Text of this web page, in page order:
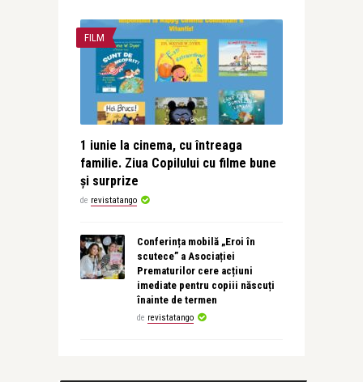
FILM
1 iunie la cinema, cu întreaga
familie. Ziua Copilului cu filme bune
și surprize
de revistatango
Conferința mobilă „Eroi în
scutece” a Asociației
Prematurilor cere acțiuni
imediate pentru copiii născuți
înainte de termen
de revistatango